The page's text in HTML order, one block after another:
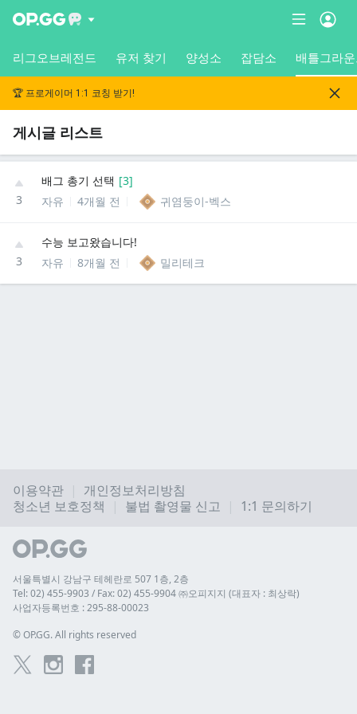
리그오브레전드 유저 찾기 양성소 잡담소 배틀그라
🏆 프로게이머 1:1 코칭 받기!
게시글 리스트
3
배그 총기 선택 [3]
자유
4개월 전 귀염둥이-벡스
3
수능 보고왔습니다!
자유
8개월 전 밀리테크
이용약관
개인정보처리방침
청소년 보호정책
불법 촬영물 신고 1:1 문의하기
서울특별시 강남구 테헤란로 507 1층, 2층
Tel: 02) 455-9903 / Fax: 02) 455-9904 ㈜오피지지 (대표자 : 최상락)
사업자등록번호 : 295-88-00023
© OP.GG. All rights reserved